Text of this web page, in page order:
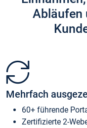
Abläufen
Mehrfach
60+ führende
Zertifizierte 2-